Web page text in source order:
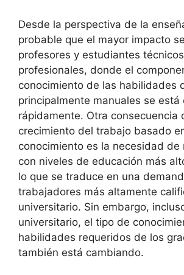
Desde la perspectiva de la
probable que el mayor impacto
profesores y estudiantes
profesionales, donde el
conocimiento de las habilidades
principalmente manuales se está
rápidamente. Otra consecuencia
crecimiento del trabajo basado
conocimiento es la necesidad de
con niveles de educación más
lo que se traduce en una
trabajadores más altamente
universitario. Sin embargo,
universitario, el tipo de
habilidades requeridos de los
también está cambiando.